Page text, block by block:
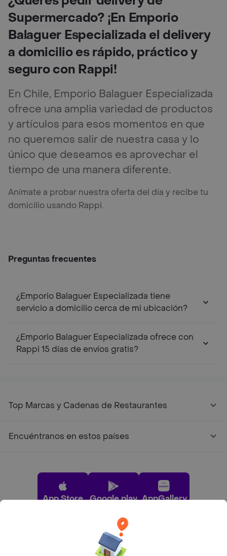
Supermercado? ¡En Emporio
Balaguer Especializada el delivery
a domicilio es rápido, práctico y
seguro con Rappi!
En Chile, Emporio Balaguer Especializada
ofrece una amplia variedad de productos
y artículos para esos momentos en que
no queremos salir de nuestra casa y lo
único que deseamos es aprovechar el
tiempo de una manera diferente.
Anímate a probar nuestra oferta del día y recibe tu
domicilio usando Rappi.
Preguntas frecuentes
¿Emporio Balaguer Especializada tiene
servicio a domicilio cerca de mi ubicación?
¿Emporio Balaguer Especializada ofrece con
Rappi 15 días de envíos gratis?
Top Marcas y Cadenas de Restaurantes
Encuéntranos en estos países
App Store Google play AppGallery
Pide tu comida favorita cerca de ti